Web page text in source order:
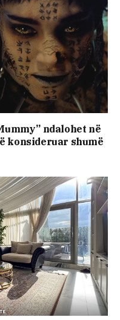
ndalohet në
konsideruar shumë